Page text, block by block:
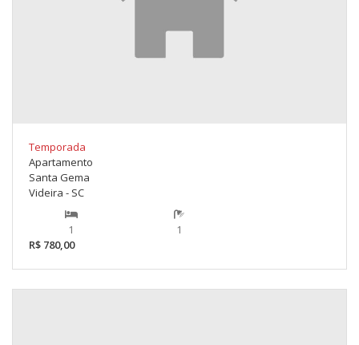
Temporada
Apartamento
Santa Gema
Videira - SC
1
1
R$ 780,00